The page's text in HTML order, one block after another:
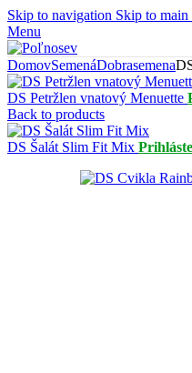
Skip to navigation Skip to main
Menu
DomovSemenáDobrasemena
DS Petržlen vnatový Menuette
Back to products
DS Šalát Slim Fit Mix